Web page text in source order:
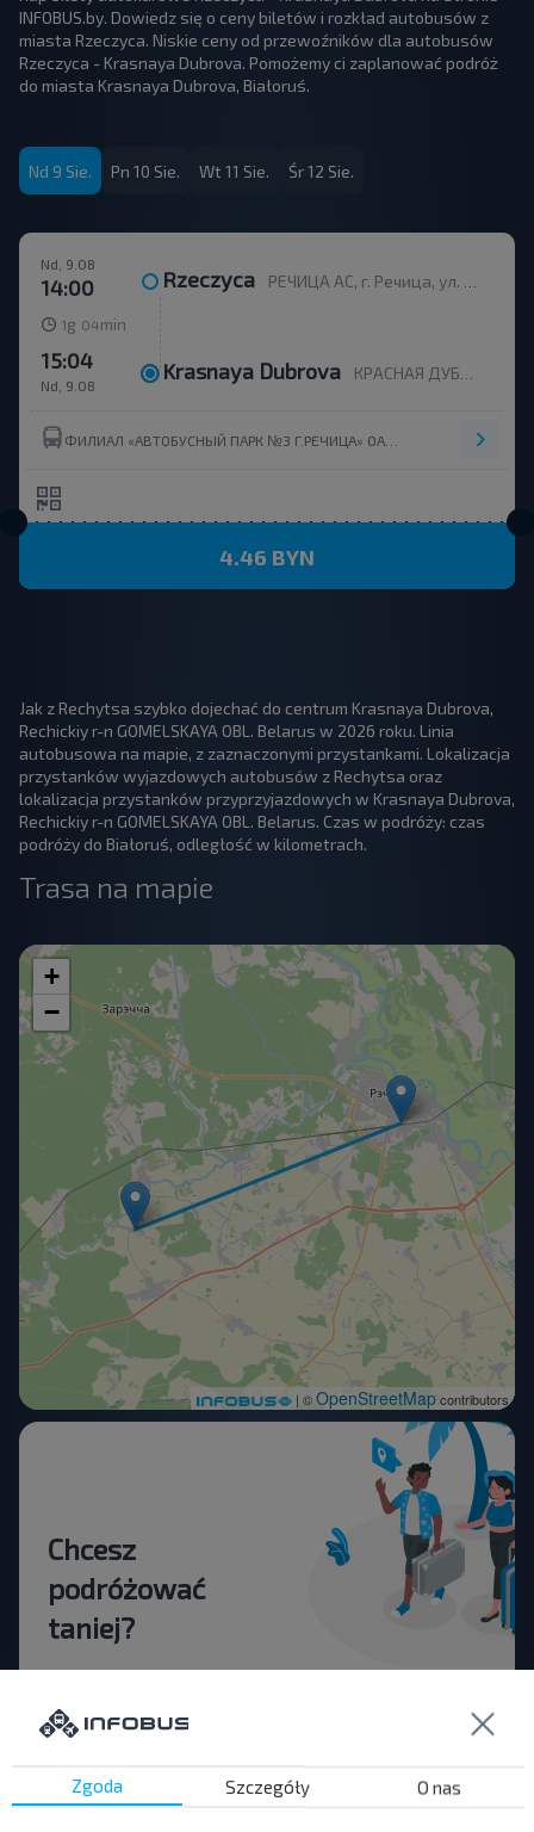
INFOBUS.by. Dowiedz się o ceny biletów i rozkład autobusów z
miasta Rzeczyca. Niskie ceny od przewoźników dla autobusów
Rzeczyca - Krasnaya Dubrova. Pomożemy ci zaplanować podróż
do miasta Krasnaya Dubrova, Białoruś.
Nd 9 Sie. Pn 10 Sie. Wt 11 Sie. Śr 12 Sie.
Nd, 9.08
14:00 Rzeczyca РЕЧИЦА АС, г. Речица, ул. Пионерская 30, Беларусь
1g 04 min
Nd, 9.08
15:04 Krasnaya Dubrova КРАСНАЯ ДУБРОВА, КРАСНАЯ ДУБРОВА Короватичский с/с Речицкий р-н ГОМЕЛЬСКАЯ ОБЛ. Беларусь
4.46 BYN
Jak z Rechytsa szybko dojechać do centrum Krasnaya Dubrova,
Rechickiy r-n GOMELSKAYA OBL. Belarus w 2026 roku. Linia
autobusowa na mapie, z zaznaczonymi przystankami. Lokalizacja
przystanków wyjazdowych autobusów z Rechytsa oraz
lokalizacja przystanków przyprzyjazdowych w Krasnaya Dubrova,
Rechickiy r-n GOMELSKAYA OBL. Belarus. Czas w podróży: czas
podróży do Białoruś, odległość w kilometrach.
Trasa na mapie
+
−
| ©OpenStreetMapcontributors
Chcesz
podróżować
taniej?
ofert od serwisu INFOBUS. Zapisz się do
newslettera i podróżuj z nami jeszcze taniej!
Zgoda Szczegóły O nas